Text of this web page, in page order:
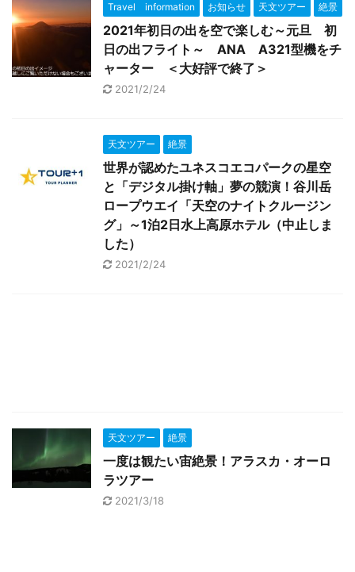
Travel information お知らせ 天文ツアー 絶景
2021年初日の出を空で楽しむ～元旦 初
日の出フライト～ ANA A321型機をチ
ャーター ＜大好評で終了＞
2021/2/24
天文ツアー 絶景
世界が認めたユネスコエコパークの星空
と「デジタル掛け軸」夢の競演！谷川岳
ロープウエイ「天空のナイトクルージン
グ」～1泊2日水上高原ホテル（中止しま
した）
2021/2/24
天文ツアー 絶景
一度は観たい宙絶景！アラスカ・オーロ
ラツアー
2021/3/18